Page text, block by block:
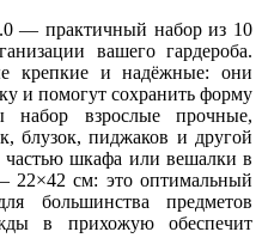
— практичный набор из 10
вашего гардероба.
крепкие и надёжные: они
и помогут сохранить форму
взрослые прочные,
блузок, пиджаков и другой
шкафа или вешалки в
22×42 см: это оптимальный
большинства предметов
в прихожую обеспечит